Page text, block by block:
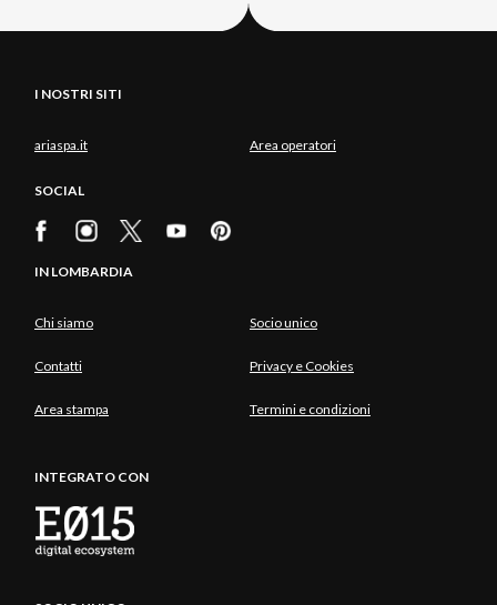
I NOSTRI SITI
ariaspa.it Area operatori
SOCIAL
IN LOMBARDIA
Chi siamo Socio unico
Contatti Privacy e Cookies
Area stampa Termini e condizioni
INTEGRATO CON